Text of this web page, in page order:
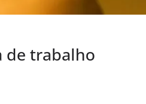
de trabalho